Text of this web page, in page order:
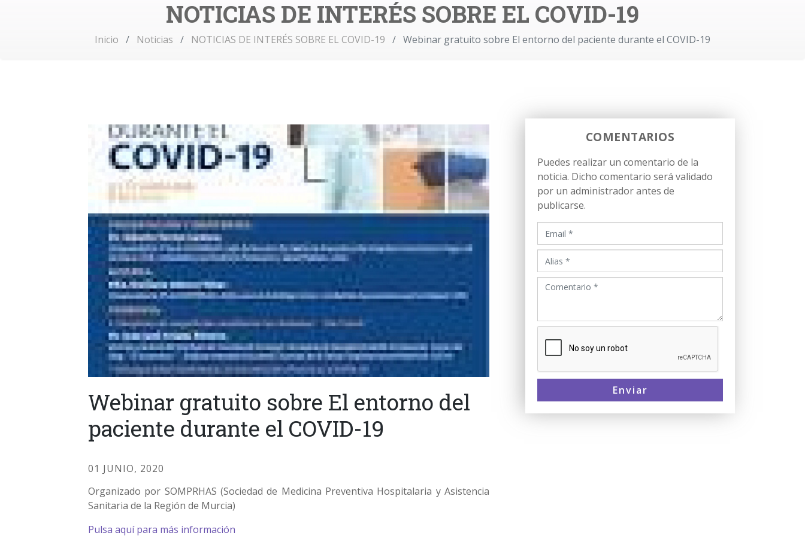
NOTICIAS DE INTERÉS SOBRE EL COVID-19
Inicio Noticias NOTICIAS DE INTERÉS SOBRE EL COVID-19 Webinar gratuito sobre El entorno del paciente durante el COVID-19
Webinar gratuito sobre El entorno del
paciente durante el COVID-19
01 JUNIO, 2020
Organizado por SOMPRHAS (Sociedad de Medicina Preventiva Hospitalaria y Asistencia
Sanitaria de la Región de Murcia)
Pulsa aquí para más información
COMENTARIOS
Puedes realizar un comentario de la
noticia. Dicho comentario será validado
por un administrador antes de
publicarse.
Enviar